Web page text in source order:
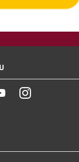
YoutubeInstagram